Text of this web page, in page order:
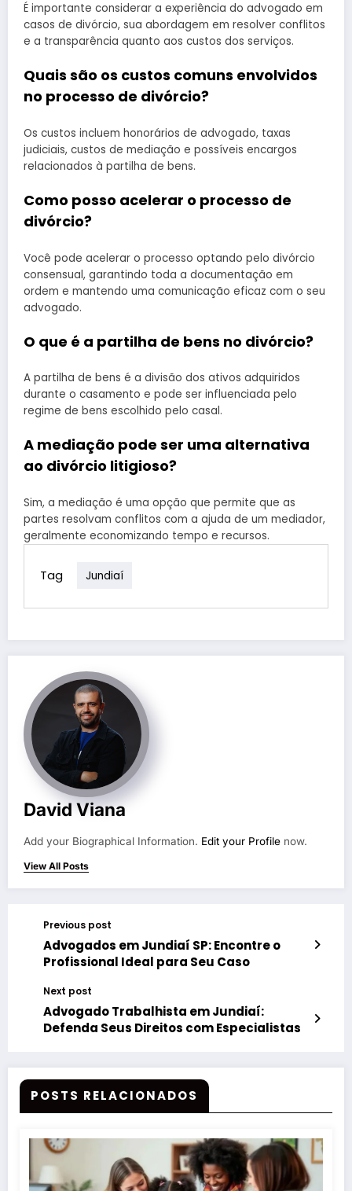
É importante considerar a experiência do advogado em
casos de divórcio, sua abordagem em resolver conflitos
e a transparência quanto aos custos dos serviços.
Quais são os custos comuns envolvidos
no processo de divórcio?
Os custos incluem honorários de advogado, taxas
judiciais, custos de mediação e possíveis encargos
relacionados à partilha de bens.
Como posso acelerar o processo de
divórcio?
Você pode acelerar o processo optando pelo divórcio
consensual, garantindo toda a documentação em
ordem e mantendo uma comunicação eficaz com o seu
advogado.
O que é a partilha de bens no divórcio?
A partilha de bens é a divisão dos ativos adquiridos
durante o casamento e pode ser influenciada pelo
regime de bens escolhido pelo casal.
A mediação pode ser uma alternativa
ao divórcio litigioso?
Sim, a mediação é uma opção que permite que as
partes resolvam conflitos com a ajuda de um mediador,
geralmente economizando tempo e recursos.
Tag Jundiaí
David Viana
Add your Biographical Information. Edit your Profile now.
View All Posts
Previous post
Advogados em Jundiaí SP: Encontre o
Profissional Ideal para Seu Caso
Next post
Advogado Trabalhista em Jundiaí:
Defenda Seus Direitos com Especialistas
POSTS RELACIONADOS